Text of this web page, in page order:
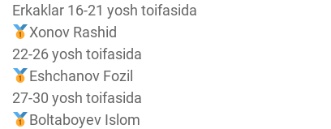
Erkaklar 16-21 yosh toifasida
Xonov Rashid
22-26 yosh toifasida
Eshchanov Fozil
27-30 yosh toifasida
Boltaboyev Islom